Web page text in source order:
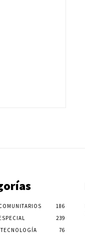
186
239
76